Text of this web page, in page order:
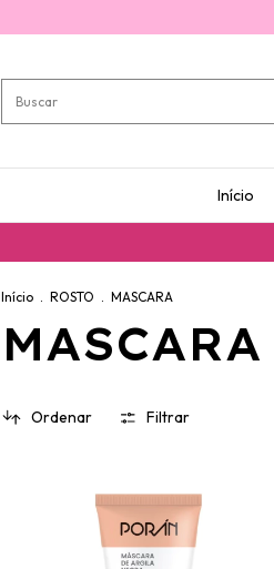
Início
Início . ROSTO . MASCARA
MASCARA
Ordenar Filtrar